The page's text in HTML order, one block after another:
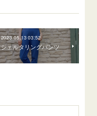
2023.05.13 03:52
シェルタリングパンツ